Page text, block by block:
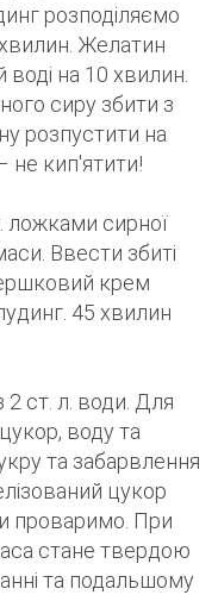
розподіляємо
Желатин
воді на 10 хвилин.
сиру збити з
розпустити на
не кип'ятити!
ложками сирної
Ввести збиті
крем
45 хвилин
2 ст. л. води. Для
воду та
та забарвлення
цукор
проваримо. При
стане твердою
та подальшому